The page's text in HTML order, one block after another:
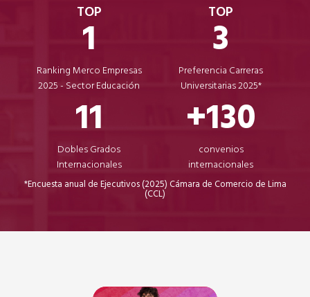
TOP
1
Ranking Merco Empresas
2025 - Sector Educación
TOP
3
Preferencia Carreras
Universitarias 2025*
11
Dobles Grados
Internacionales
+130
convenios
internacionales
*Encuesta anual de Ejecutivos (2025) Cámara de Comercio de Lima
(CCL)